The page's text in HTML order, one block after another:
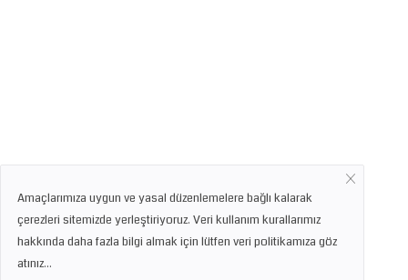
Amaçlarımıza uygun ve yasal düzenlemelere bağlı kalarak
çerezleri sitemizde yerleştiriyoruz. Veri kullanım kurallarımız
hakkında daha fazla bilgi almak için lütfen veri politikamıza göz
atınız...